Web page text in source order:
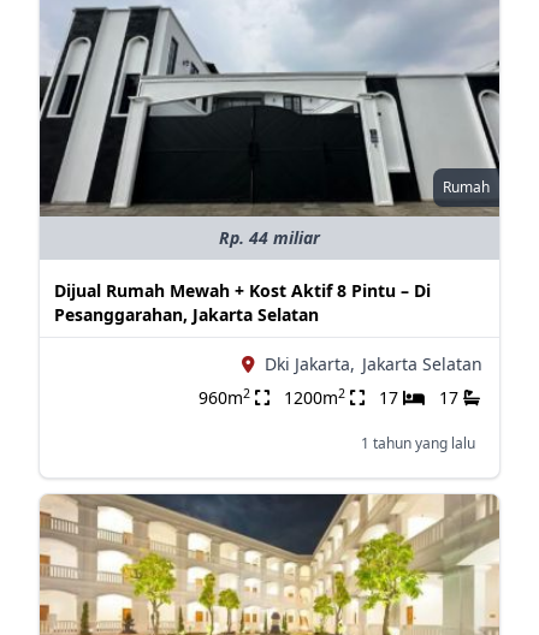
Rumah
Rp. 44 miliar
Dijual Rumah Mewah + Kost Aktif 8 Pintu – Di
Pesanggarahan, Jakarta Selatan
Dki Jakarta, Jakarta Selatan
960m2 1200m2 17 17
1 tahun yang lalu